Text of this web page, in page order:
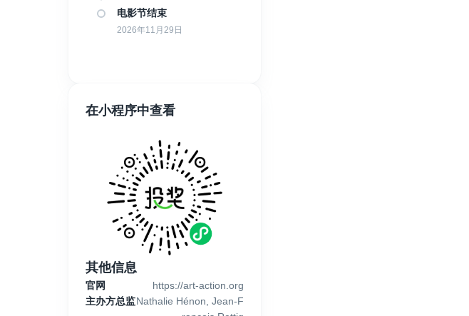
电影节结束
2026年11月29日
在小程序中查看
其他信息
官网
https://art-action.org
主办方总监Nathalie Hénon, Jean-F